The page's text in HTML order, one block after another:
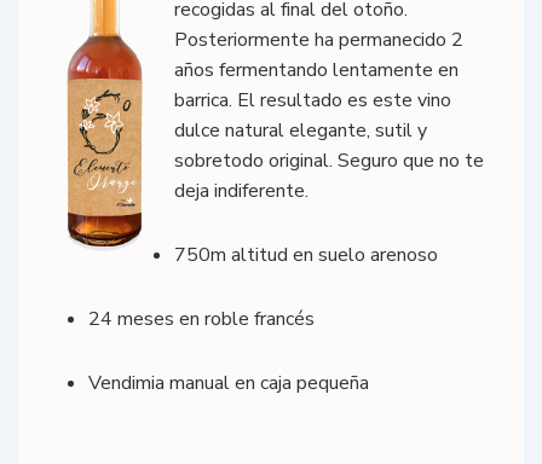
recogidas al final del otoño.
Posteriormente ha permanecido 2
años fermentando lentamente en
barrica. El resultado es este vino
dulce natural elegante, sutil y
sobretodo original. Seguro que no te
deja indiferente.
750m altitud en suelo arenoso
24 meses en roble francés
Vendimia manual en caja pequeña